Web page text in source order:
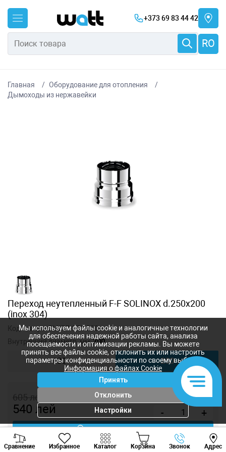
+373 69 83 44 42
RO
Главная
Оборудование для отопления
Дымоходы из нержавейки
Переход неутепленный F-F SOLINOX d.250x200
(inox 304)
Код товара:SLXRP-250-200
Внутренний диаметр, мм:200
180 200
605лей
540 лей - +
Купить в 1 клик
Сравнение Избранное Каталог Корзина Звонок Адрес
Viber Whatsapp
Мы используем файлы cookie и аналогичные технологии
для обеспечения надежной работы сайта, анализа
посещаемости и оптимизации рекламы. Вы можете
принять все файлы cookie, отклонить их или настроить
параметры конфиденциальности по своему выбору.
Информация о файлах Cookie
Принять
Отклонить
Настройки